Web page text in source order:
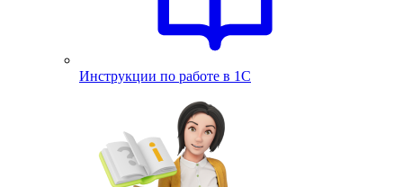
Инструкции по работе в 1С